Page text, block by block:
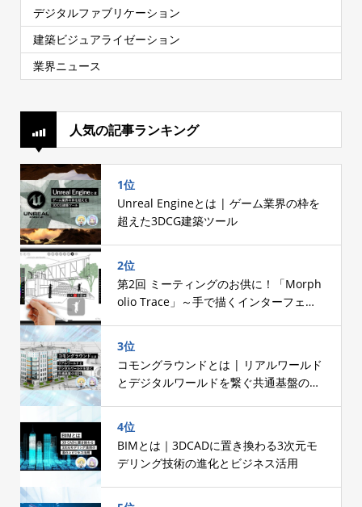
デジタルファブリケーション
建築ビジュアライゼーション
業界ニュース
人気の記事ランキング
1位
Unreal Engineとは | ゲーム業界の枠を
超えた3DCG建築ツール
2位
第2回 ミーティングのお供に！「Morph
olio Trace」～手で描くインターフェー
3位
コモングラウンドとは | リアルワールド
とデジタルワールドを繋ぐ共通基盤の設
4位
BIMとは｜3DCADに置き換わる3次元モ
デリング技術の進化とビジネス活用